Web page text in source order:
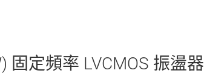
固定頻率 LVCMOS 振盪器